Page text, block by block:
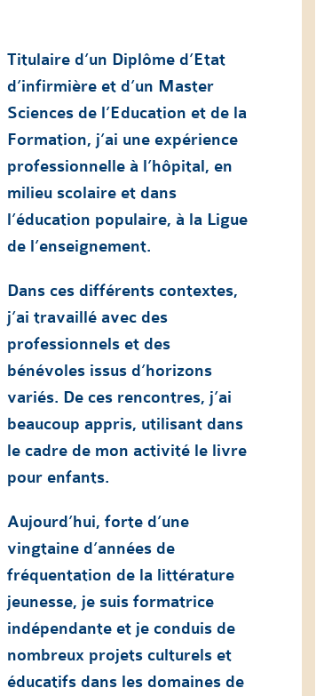
Titulaire d’un Diplôme d’Etat
d’infirmière et d’un Master
Sciences de l’Education et de la
Formation, j’ai une expérience
professionnelle à l’hôpital, en
milieu scolaire et dans
l’éducation populaire, à la Ligue
de l’enseignement.
Dans ces différents contextes,
j’ai travaillé avec des
professionnels et des
bénévoles issus d’horizons
variés. De ces rencontres, j’ai
beaucoup appris, utilisant dans
le cadre de mon activité le livre
pour enfants.
Aujourd’hui, forte d’une
vingtaine d’années de
fréquentation de la littérature
jeunesse, je suis formatrice
indépendante et je conduis de
nombreux projets culturels et
éducatifs dans les domaines de